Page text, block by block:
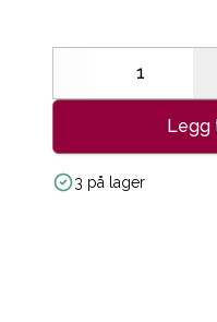
Decrease
Legg
3 på lager